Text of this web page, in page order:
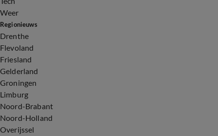
Weer
Regionieuws
Drenthe
Flevoland
Friesland
Gelderland
Groningen
Limburg
Noord-Brabant
Noord-Holland
Overijssel